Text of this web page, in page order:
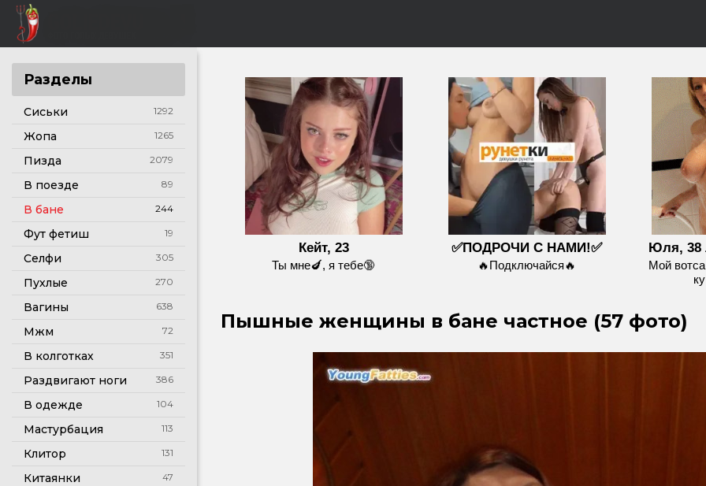
Разделы
Сиськи 1292
Жопа 1265
Пизда 2079
В поезде 89
В бане 244
Фут фетиш 19
Селфи 305
Пухлые 270
Вагины 638
Мжм 72
В колготках 351
Раздвигают ноги 386
В одежде 104
Мастурбация 113
Клитор 131
Китаянки 47
Кейт, 23
Ты мне🍆, я тебе🔞
✅ПОДРОЧИ С НАМИ!✅
🔥Подключайся🔥
Юля, 38
Мой
Пышные женщины в бане частное (57 фото)